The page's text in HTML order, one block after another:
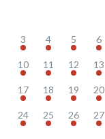
3 4 5 6
10 11 12 13
17 18 19 20
24 25 26 27